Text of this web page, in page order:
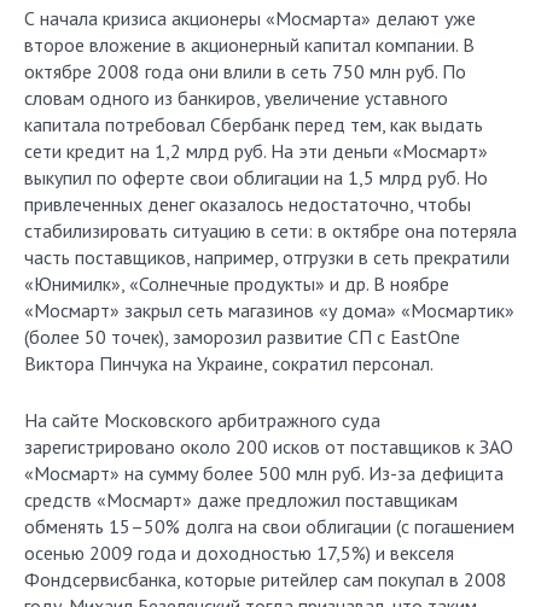
С начала кризиса акционеры «Мосмарта» делают уже
второе вложение в акционерный капитал компании. В
октябре 2008 года они влили в сеть 750 млн руб. По
словам одного из банкиров, увеличение уставного
капитала потребовал Сбербанк перед тем, как выдать
сети кредит на 1,2 млрд руб. На эти деньги «Мосмарт»
выкупил по оферте свои облигации на 1,5 млрд руб. Но
привлеченных денег оказалось недостаточно, чтобы
стабилизировать ситуацию в сети: в октябре она потеряла
часть поставщиков, например, отгрузки в сеть прекратили
«Юнимилк», «Солнечные продукты» и др. В ноябре
«Мосмарт» закрыл сеть магазинов «у дома» «Мосмартик»
(более 50 точек), заморозил развитие СП с EastOne
Виктора Пинчука на Украине, сократил персонал.
На сайте Московского арбитражного суда
зарегистрировано около 200 исков от поставщиков к ЗАО
«Мосмарт» на сумму более 500 млн руб. Из-за дефицита
средств «Мосмарт» даже предложил поставщикам
обменять 15–50% долга на свои облигации (с погашением
осенью 2009 года и доходностью 17,5%) и векселя
Фондсервисбанка, которые ритейлер сам покупал в 2008